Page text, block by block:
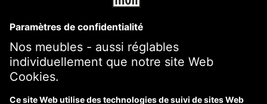
CONDITIONS GÉNÉRALES DE VENTE
Mentions légales